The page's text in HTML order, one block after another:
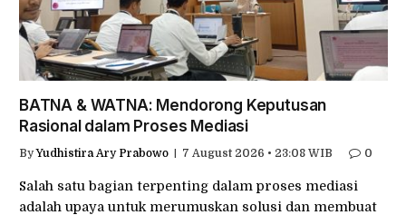
BATNA & WATNA: Mendorong Keputusan
Rasional dalam Proses Mediasi
By Yudhistira Ary Prabowo 7 August 2026 • 23:08 WIB 0
Salah satu bagian terpenting dalam proses mediasi
adalah upaya untuk merumuskan solusi dan membuat